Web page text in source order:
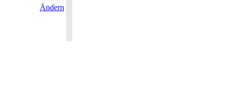
Ändern